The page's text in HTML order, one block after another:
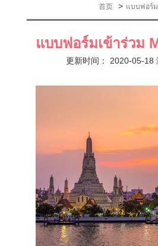
首页 > แบบฟอร์ม
แบบฟอร์มเข้าร่วม
更新时间： 2020-05-18